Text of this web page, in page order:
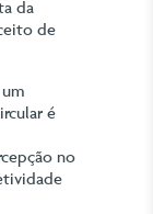
da
de
é
no